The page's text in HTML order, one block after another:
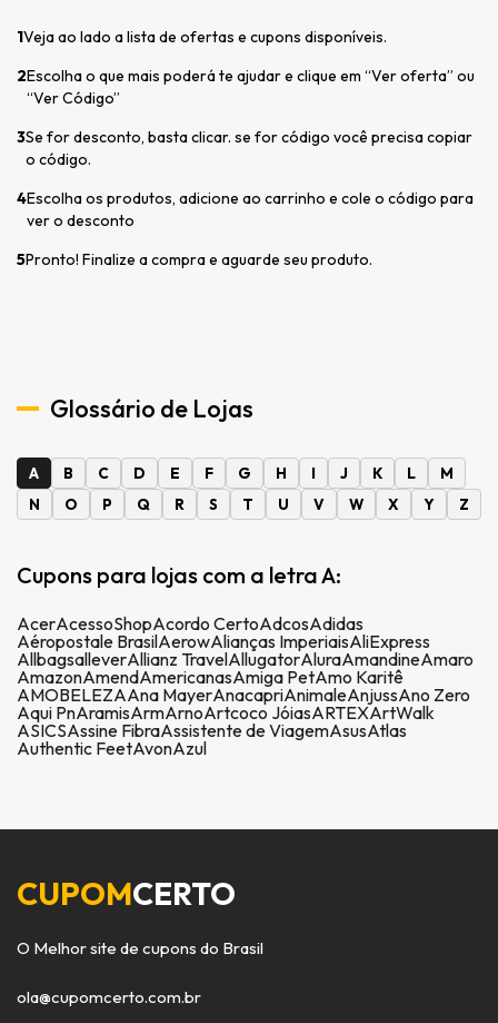
1Veja ao lado a lista de ofertas e cupons disponíveis.
2Escolha o que mais poderá te ajudar e clique em “Ver oferta” ou
“Ver Código”
3Se for desconto, basta clicar. se for código você precisa copiar
o código.
4Escolha os produtos, adicione ao carrinho e cole o código para
ver o desconto
5Pronto! Finalize a compra e aguarde seu produto.
Glossário de Lojas
A B C D E F G H I J K L
M
N
O P Q R S T U V W X Y Z
Cupons para lojas com a letra A:
AcerAcessoShopAcordo CertoAdcosAdidas
Aéropostale BrasilAerowAlianças ImperiaisAliExpress
AllbagsalleverAllianz TravelAllugatorAluraAmandineAmaro
AmazonAmendAmericanasAmiga PetAmo Karitê
AMOBELEZAAna MayerAnacapriAnimaleAnjussAno Zero
Aqui PnAramisArmArnoArtcoco JóiasARTEXArtWalk
ASICSAssine FibraAssistente de ViagemAsusAtlas
Authentic FeetAvonAzul
CUPOMCERTO
O Melhor site de cupons do Brasil
ola@cupomcerto.com.br